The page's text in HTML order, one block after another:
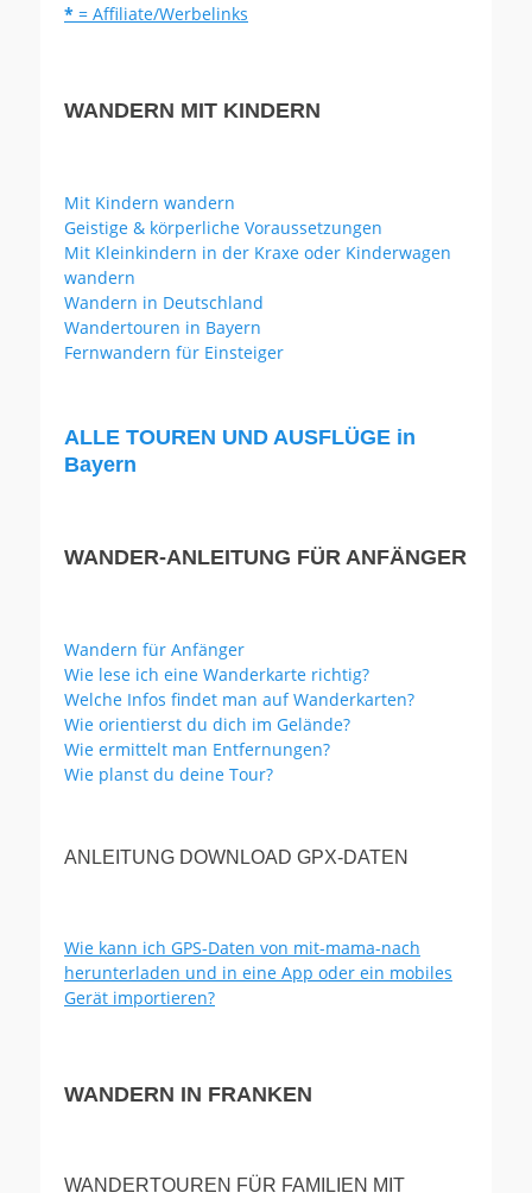
* = Affiliate/Werbelinks
WANDERN MIT KINDERN
Mit Kindern wandern
Geistige & körperliche Voraussetzungen
Mit Kleinkindern in der Kraxe oder Kinderwagen
wandern
Wandern in Deutschland
Wandertouren in Bayern
Fernwandern für Einsteiger
ALLE TOUREN UND AUSFLÜGE in
Bayern
WANDER-ANLEITUNG FÜR ANFÄNGER
Wandern für Anfänger
Wie lese ich eine Wanderkarte richtig?
Welche Infos findet man auf Wanderkarten?
Wie orientierst du dich im Gelände?
Wie ermittelt man Entfernungen?
Wie planst du deine Tour?
ANLEITUNG DOWNLOAD GPX-DATEN
Wie kann ich GPS-Daten von mit-mama-nach
herunterladen und in eine App oder ein mobiles
Gerät importieren?
WANDERN IN FRANKEN
WANDERTOUREN FÜR FAMILIEN MIT